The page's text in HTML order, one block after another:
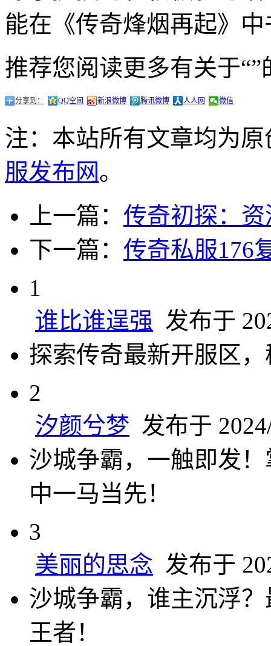
能在《传奇烽烟再起》
推荐您阅读更多有关于“”
分享到： QQ空间 新浪微博 腾讯微博 人人网 微信
注：本站所有文章均为
服发布网。
上一篇： 传奇初探：
下一篇： 传奇私服176
1
谁比谁逞强 发布于
探索传奇最新开服区
2
汐颜兮梦 发布于
沙城争霸，一触即发
中一马当先！
3
美丽的思念 发布于
沙城争霸，谁主沉浮
王者！